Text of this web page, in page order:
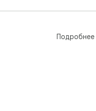
Подробнее